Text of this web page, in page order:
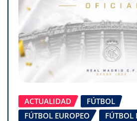
ACTUALIDAD
FÚTBOL
FÚTBOL EUROPEO
FÚTBOL